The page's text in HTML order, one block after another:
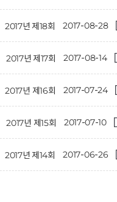
2017년 제18회 2017-08-28
2017년 제17회 2017-08-14
2017년 제16회 2017-07-24
2017년 제15회 2017-07-10
2017년 제14회 2017-06-26